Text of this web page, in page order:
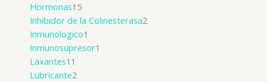
Hormonas15
Inhibidor de la Colinesterasa2
Inmunologico1
Inmunosupresor1
Laxantes11
Lubricante2